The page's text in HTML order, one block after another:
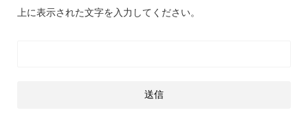
上に表示された文字を入力してください。